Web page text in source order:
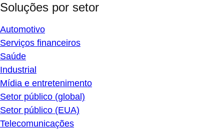
Soluções por setor
Automotivo
Serviços financeiros
Saúde
Industrial
Mídia e entretenimento
Setor público (global)
Setor público (EUA)
Telecomunicações